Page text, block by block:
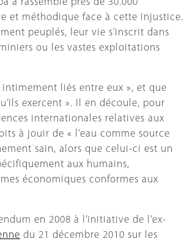
et méthodique face à cette injustice.
peuplés, leur vie s’inscrit dans
ou les vastes exploitations
liés entre eux », et que
exercent ». Il en découle, pour
internationales relatives aux
à jouir de « l’eau comme source
sain, alors que celui-ci est un
aux humains,
économiques conformes aux
en 2008 à l’initiative de l’ex-
du 21 décembre 2010 sur les